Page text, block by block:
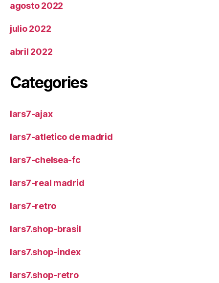
agosto 2022
julio 2022
abril 2022
Categories
lars7-ajax
lars7-atletico de madrid
lars7-chelsea-fc
lars7-real madrid
lars7-retro
lars7.shop-brasil
lars7.shop-index
lars7.shop-retro